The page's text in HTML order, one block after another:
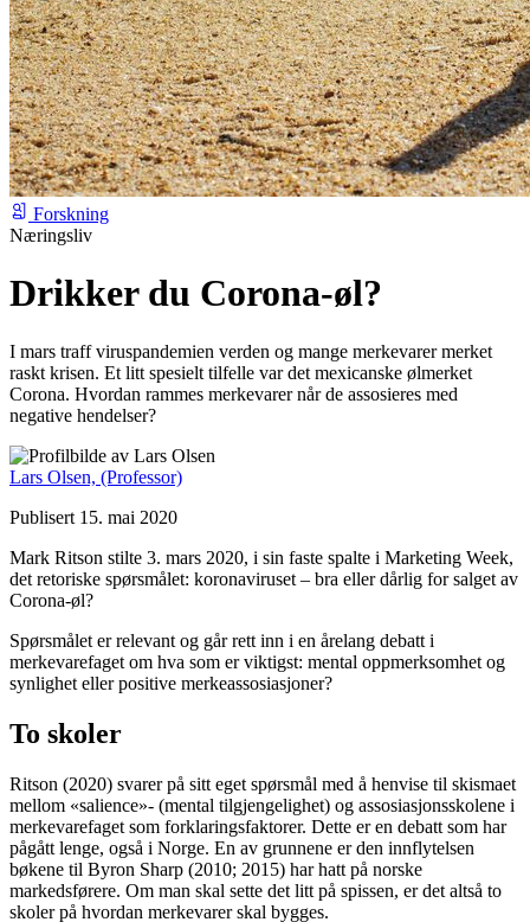
Forskning
Næringsliv
Drikker du Corona-øl?
I mars traff viruspandemien verden og mange merkevarer merket
raskt krisen. Et litt spesielt tilfelle var det mexicanske ølmerket
Corona. Hvordan rammes merkevarer når de assosieres med
negative hendelser?
Lars Olsen, (Professor)
Publisert 15. mai 2020
Mark Ritson stilte 3. mars 2020, i sin faste spalte i Marketing Week,
det retoriske spørsmålet: koronaviruset – bra eller dårlig for salget av
Corona-øl?
Spørsmålet er relevant og går rett inn i en årelang debatt i
merkevarefaget om hva som er viktigst: mental oppmerksomhet og
synlighet eller positive merkeassosiasjoner?
To skoler
Ritson (2020) svarer på sitt eget spørsmål med å henvise til skismaet
mellom «salience»- (mental tilgjengelighet) og assosiasjonsskolene i
merkevarefaget som forklaringsfaktorer. Dette er en debatt som har
pågått lenge, også i Norge. En av grunnene er den innflytelsen
bøkene til Byron Sharp (2010; 2015) har hatt på norske
markedsførere. Om man skal sette det litt på spissen, er det altså to
skoler på hvordan merkevarer skal bygges.